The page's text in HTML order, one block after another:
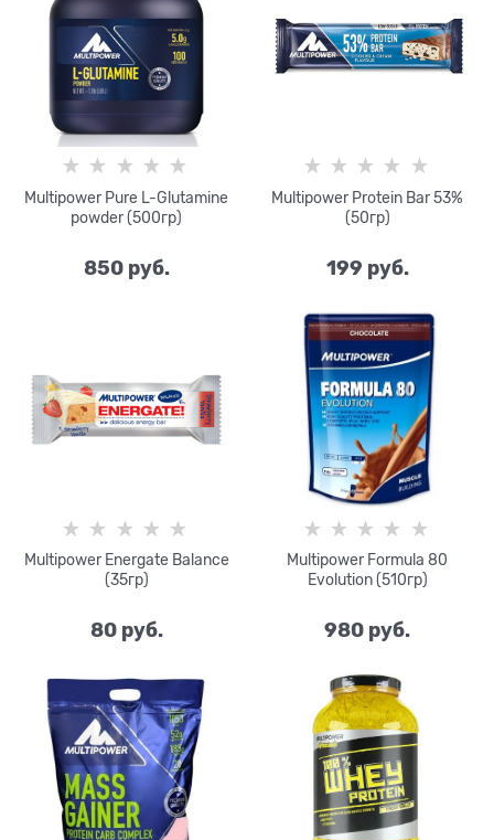
Multipower Pure L-Glutamine
powder (500гр)
850 руб.
Multipower Protein Bar 53%
(50гр)
199 руб.
Multipower Energate Balance
(35гр)
80 руб.
Multipower Formula 80
Evolution (510гр)
980 руб.